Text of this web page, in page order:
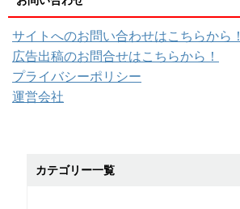
サイトへのお問い合わせはこちらから！
広告出稿のお問合せはこちらから！
プライバシーポリシー
運営会社
カテゴリー一覧